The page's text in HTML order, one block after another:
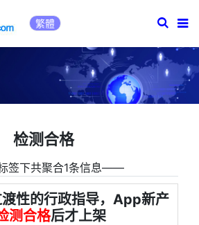
繁體
检测合格
下共聚合1条信息――
性的行政指导，App新产
测合格后才上架